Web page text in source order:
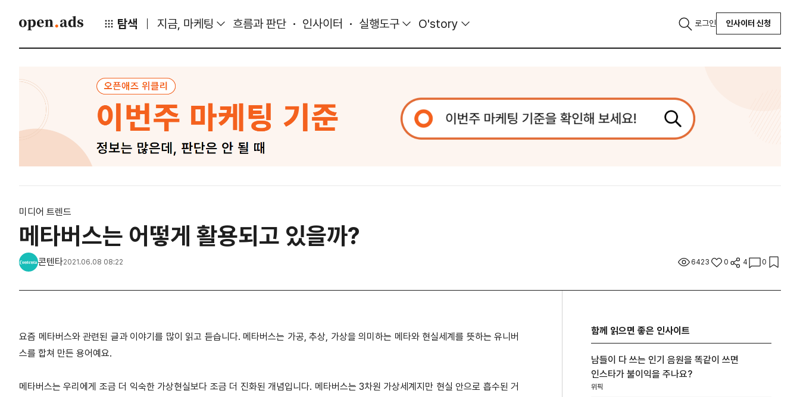
탐색 지금, 마케팅 흐름과 판단 인사이터 실행도구 O'story 로그인 인사이터 신청
미디어 트렌드
메타버스는 어떻게 활용되고 있을까?
콘텐타2021.06.08 08:22 6423 0 4 0
요즘 메타버스와 관련된 글과 이야기를 많이 읽고 듣습니다. 메타버스는 가공, 추상, 가상을 의미하는 메타와 현실세계를 뜻하는 유니버
스를 합쳐 만든 용어예요.
메타버스는 우리에게 조금 더 익숙한 가상현실보다 조금 더 진화된 개념입니다. 메타버스는 3차원 가상세계지만 현실 안으로 흡수된 거
함께 읽으면 좋은 인사이트
남들이 다 쓰는 인기 음원을 똑같이 쓰면
인스타가 불이익을 주나요?
위픽